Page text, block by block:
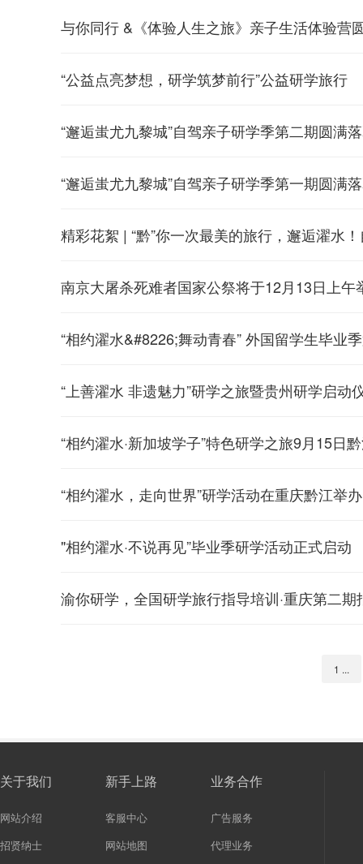
与你同行 &《体验人生之旅》亲子生活体验营
“公益点亮梦想，研学筑梦前行”公益研学旅行
“邂逅蚩尤九黎城”自驾亲子研学季第二期圆满
“邂逅蚩尤九黎城”自驾亲子研学季第一期圆满
精彩花絮 | “黔”你一次最美的旅行，邂逅濯水
南京大屠杀死难者国家公祭将于12月13日上午
“相约濯水&#8226;舞动青春” 外国留学生毕业
“上善濯水 非遗魅力”研学之旅暨贵州研学启动
“相约濯水·新加坡学子”特色研学之旅9月15日
“相约濯水，走向世界”研学活动在重庆黔江举办
"相约濯水·不说再见”毕业季研学活动正式启动
渝你研学，全国研学旅行指导培训·重庆第二期
1 ...
关于我们
网站介绍
招贤纳士
新手上路
客服中心
网站地图
业务合作
广告服务
代理业务